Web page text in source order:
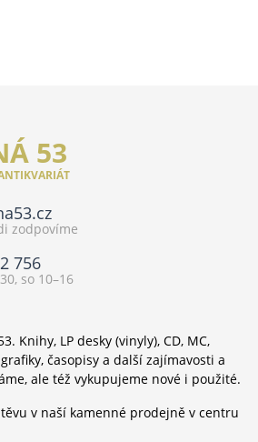
53
zodpovíme
756
so 10–16
Knihy, LP desky (vinyly), CD, MC,
časopisy a další zajímavosti a
ale též vykupujeme nové i použité.
v naší kamenné prodejně v centru